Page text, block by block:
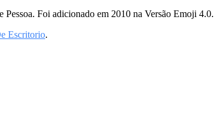
Pessoa. Foi adicionado em 2010 na Versão Emoji 4.0.
Escritorio.